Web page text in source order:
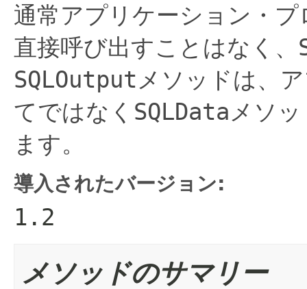
通常アプリケーション・
直接呼び出すことはなく、
SQLOutput メソッドは、
てではなく SQLData メソ
ます。
導入されたバージョン:
1.2
メソッドのサマリー